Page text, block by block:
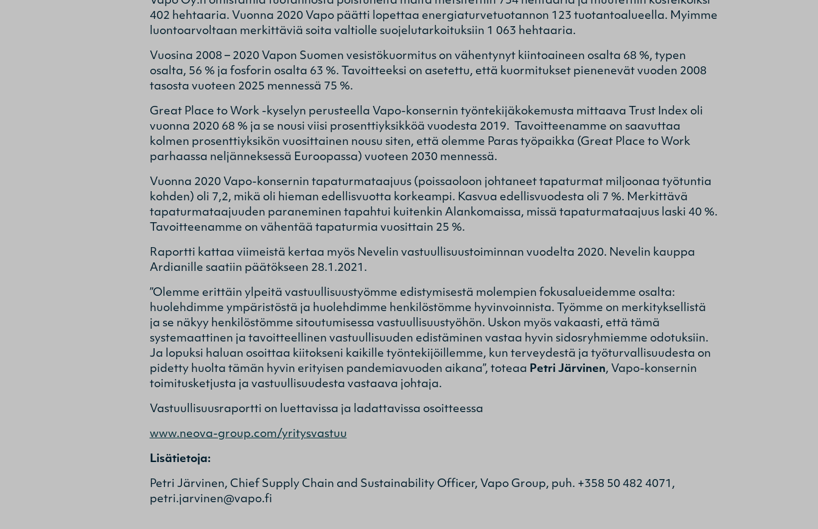
402 hehtaaria. Vuonna 2020 Vapo päätti lopettaa energiaturvetuotannon 123 tuotantoalueella. Myimme
luontoarvoltaan merkittäviä soita valtiolle suojelutarkoituksiin 1 063 hehtaaria.
Vuosina 2008 – 2020 Vapon Suomen vesistökuormitus on vähentynyt kiintoaineen osalta 68 %, typen
osalta, 56 % ja fosforin osalta 63 %. Tavoitteeksi on asetettu, että kuormitukset pienenevät vuoden 2008
tasosta vuoteen 2025 mennessä 75 %.
Great Place to Work -kyselyn perusteella Vapo-konsernin työntekijäkokemusta mittaava Trust Index oli
vuonna 2020 68 % ja se nousi viisi prosenttiyksikköä vuodesta 2019. Tavoitteenamme on saavuttaa
kolmen prosenttiyksikön vuosittainen nousu siten, että olemme Paras työpaikka (Great Place to Work
parhaassa neljänneksessä Euroopassa) vuoteen 2030 mennessä.
Vuonna 2020 Vapo-konsernin tapaturmataajuus (poissaoloon johtaneet tapaturmat miljoonaa työtuntia
kohden) oli 7,2, mikä oli hieman edellisvuotta korkeampi. Kasvua edellisvuodesta oli 7 %. Merkittävä
tapaturmataajuuden paraneminen tapahtui kuitenkin Alankomaissa, missä tapaturmataajuus laski 40 %.
Tavoitteenamme on vähentää tapaturmia vuosittain 25 %.
Raportti kattaa viimeistä kertaa myös Nevelin vastuullisuustoiminnan vuodelta 2020. Nevelin kauppa
Ardianille saatiin päätökseen 28.1.2021.
’’Olemme erittäin ylpeitä vastuullisuustyömme edistymisestä molempien fokusalueidemme osalta:
huolehdimme ympäristöstä ja huolehdimme henkilöstömme hyvinvoinnista. Työmme on merkityksellistä
ja se näkyy henkilöstömme sitoutumisessa vastuullisuustyöhön. Uskon myös vakaasti, että tämä
systemaattinen ja tavoitteellinen vastuullisuuden edistäminen vastaa hyvin sidosryhmiemme odotuksiin.
Ja lopuksi haluan osoittaa kiitokseni kaikille työntekijöillemme, kun terveydestä ja työturvallisuudesta on
pidetty huolta tämän hyvin erityisen pandemiavuoden aikana’’, toteaa Petri Järvinen, Vapo-konsernin
toimitusketjusta ja vastuullisuudesta vastaava johtaja.
Vastuullisuusraportti on luettavissa ja ladattavissa osoitteessa
www.neova-group.com/yritysvastuu
Lisätietoja:
Petri Järvinen, Chief Supply Chain and Sustainability Officer, Vapo Group, puh. +358 50 482 4071,
petri.jarvinen@vapo.fi